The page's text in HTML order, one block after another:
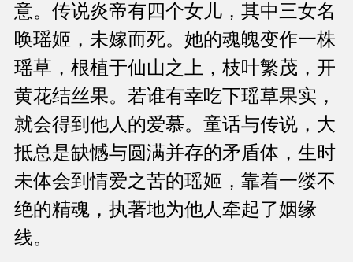
意。传说炎帝有四个女儿，其中三女名
唤瑶姬，未嫁而死。她的魂魄变作一株
瑶草，根植于仙山之上，枝叶繁茂，开
黄花结丝果。若谁有幸吃下瑶草果实，
就会得到他人的爱慕。童话与传说，大
抵总是缺憾与圆满并存的矛盾体，生时
未体会到情爱之苦的瑶姬，靠着一缕不
绝的精魂，执著地为他人牵起了姻缘
线。